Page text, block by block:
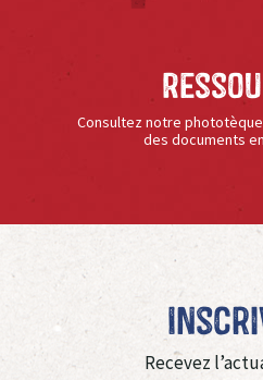
Consultez notre
des documents
Recevez